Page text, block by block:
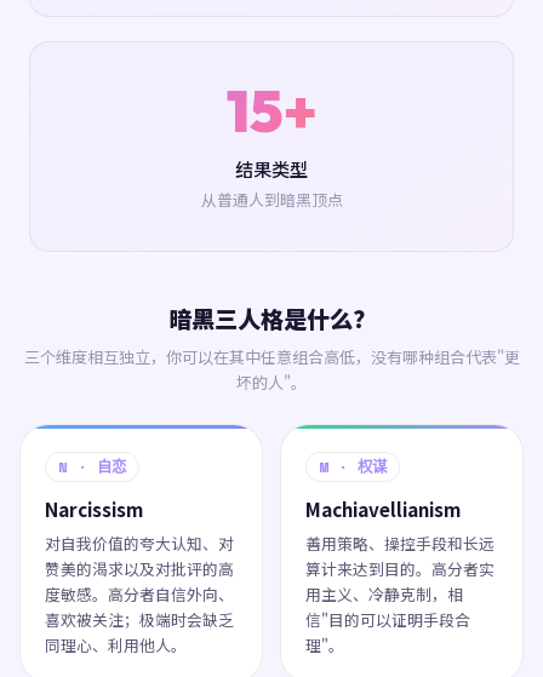
15+
结果类型
从普通人到暗黑顶点
暗黑三人格是什么？
三个维度相互独立，你可以在其中任意组合高低，没有哪种组合代表"更
坏的人"。
N · 自恋
Narcissism
对自我价值的夸大认知、对
赞美的渴求以及对批评的高
度敏感。高分者自信外向、
喜欢被关注；极端时会缺乏
同理心、利用他人。
M · 权谋
Machiavellianism
善用策略、操控手段和长远
算计来达到目的。高分者实
用主义、冷静克制，相
信"目的可以证明手段合
理"。